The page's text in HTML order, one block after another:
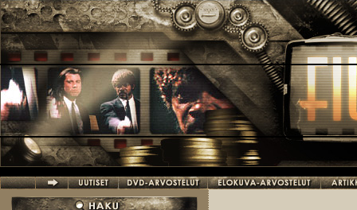
Hyppää pääsisältöön